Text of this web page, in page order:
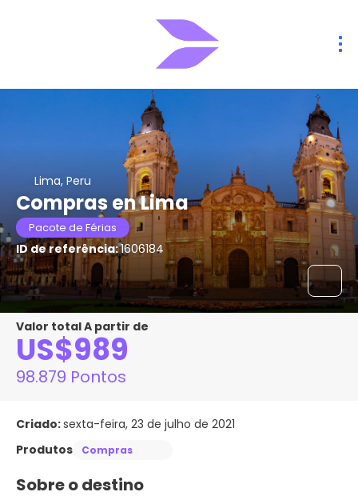
Lima, Peru
Compras en Lima
Pacote de Férias
ID de referência:1606184
Valor total A partir de
US$989
98.879 Pontos
Criado:sexta-feira, 23 de julho de 2021
Produtos
Compras
Sobre o destino